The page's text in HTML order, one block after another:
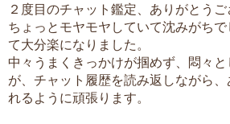
２度目のチャット鑑定、ありがとうご
ちょっとモヤモヤしていて沈みがち
て大分楽になりました。
中々うまくきっかけが掴めず、悶々
が、チャット履歴を読み返しながら
れるように頑張ります。